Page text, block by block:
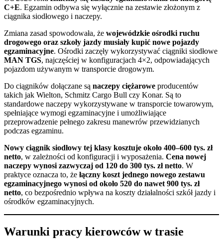
C+E. Egzamin odbywa się wyłącznie na zestawie złożonym z
ciągnika siodłowego i naczepy.
Zmiana zasad spowodowała, że wojewódzkie ośrodki ruchu
drogowego oraz szkoły jazdy musiały kupić nowe pojazdy
egzaminacyjne. Ośrodki zaczęły wykorzystywać ciągniki siodłowe
MAN TGS, najczęściej w konfiguracjach 4×2, odpowiadających
pojazdom używanym w transporcie drogowym.
Do ciągników dołączane są naczepy ciężarowe producentów
takich jak Wielton, Schmitz Cargo Bull czy Konar. Są to
standardowe naczepy wykorzystywane w transporcie towarowym,
spełniające wymogi egzaminacyjne i umożliwiające
przeprowadzenie pełnego zakresu manewrów przewidzianych
podczas egzaminu.
Nowy ciągnik siodłowy tej klasy kosztuje około 400–600 tys. zł
netto, w zależności od konfiguracji i wyposażenia. Cena nowej
naczepy wynosi zazwyczaj od 120 do 300 tys. zł netto. W
praktyce oznacza to, że łączny koszt jednego nowego zestawu
egzaminacyjnego wynosi od około 520 do nawet 900 tys. zł
netto, co bezpośrednio wpływa na koszty działalności szkół jazdy i
ośrodków egzaminacyjnych.
Warunki pracy kierowców w trasie